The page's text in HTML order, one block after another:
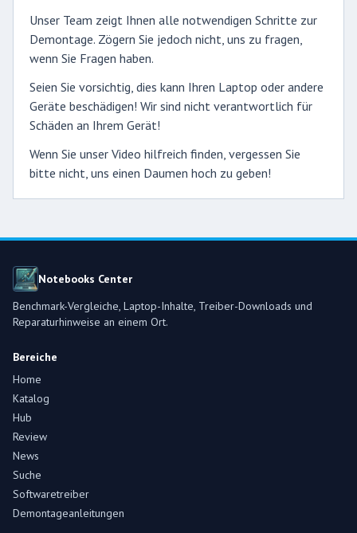
Unser Team zeigt Ihnen alle notwendigen Schritte zur
Demontage. Zögern Sie jedoch nicht, uns zu fragen,
wenn Sie Fragen haben.
Seien Sie vorsichtig, dies kann Ihren Laptop oder andere
Geräte beschädigen! Wir sind nicht verantwortlich für
Schäden an Ihrem Gerät!
Wenn Sie unser Video hilfreich finden, vergessen Sie
bitte nicht, uns einen Daumen hoch zu geben!
Notebooks Center
Benchmark-Vergleiche, Laptop-Inhalte, Treiber-Downloads und
Reparaturhinweise an einem Ort.
Bereiche
Home
Katalog
Hub
Review
News
Suche
Softwaretreiber
Demontageanleitungen